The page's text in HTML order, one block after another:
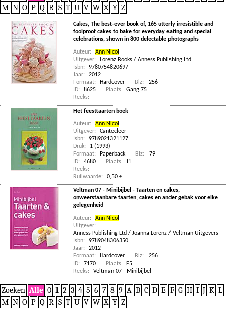
M N O P Q R S T U V W X Y Z
Cakes, The best-ever book of, 165 utterly irresistible and
foolproof cakes to bake for everyday eating and special
celebrations, shown in 800 delectable photographs
Auteur:
Ann Nicol
Uitgever:
Lorenz Books / Anness Publishing Ltd.
Isbn:
9780754820697
Jaar:
2012
Formaat:
Hardcover Blz:
256
ID:
8625 Plaats
Gang 75
Reeks:
Het feesttaarten boek
Auteur:
Ann Nicol
Uitgever:
Cantecleer
Isbn:
9789021321127
Druk:
1 (1993)
Formaat:
Paperback Blz:
79
ID:
4680 Plaats
J1
Reeks:
Ruilwaarde:
0,50 €
Veltman 07 - Minibijbel - Taarten en cakes,
onweerstaanbare taarten, cakes en ander gebak voor elke
gelegenheid
Auteur:
Ann Nicol
Uitgever:
Anness Publishing Ltd / Joanna Lorenz / Veltman Uitgevers
Isbn:
9789048306350
Jaar:
2012
Formaat:
Hardcover Blz:
256
ID:
7170 Plaats
F5
Reeks:
Veltman 07 - Minibijbel
Zoeken Alle 0 1 2 3 4 5 6 7 8 9 A B C D E F G H I J K L
M N O P Q R S T U V W X Y Z